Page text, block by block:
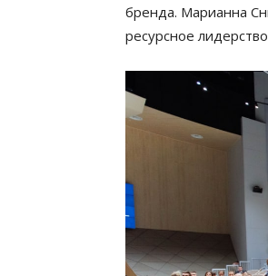
бренда. Марианна
ресурсное